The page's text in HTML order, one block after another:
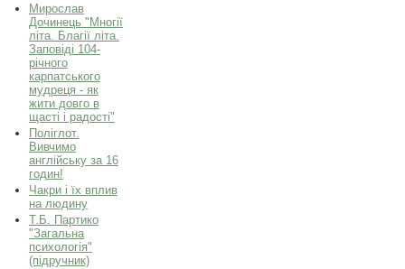
Мирослав
Дочинець "Многії
літа. Благії літа.
Заповіді 104-
річного
карпатського
мудреця - як
жити довго в
щасті і радості"
Поліглот.
Вивчимо
англійську за 16
годин!
Чакри і їх вплив
на людину
Т.Б. Партико
"Загальна
психологія"
(підручник)